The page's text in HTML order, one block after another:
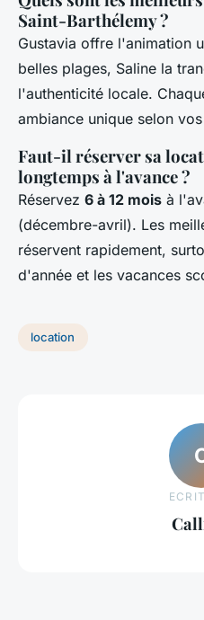
Saint-Barthélemy ?
Gustavia offre l'animation
belles plages, Saline la
l'authenticité locale.
ambiance unique selon
Faut-il réserver sa
longtemps à l'avance ?
Réservez 6 à 12 mois à
(décembre-avril). Les
réservent rapidement,
d'année et les vacances
location